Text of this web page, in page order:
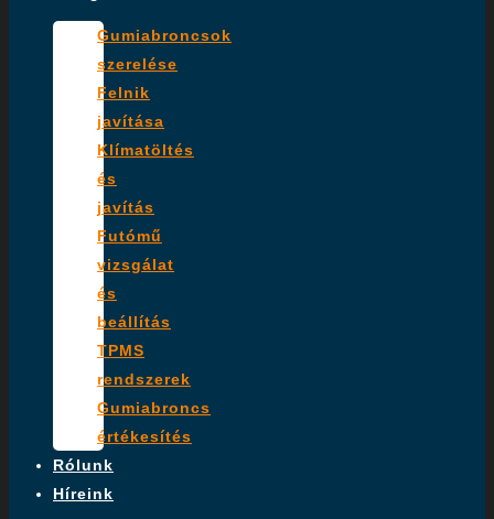
Gumiabroncsok
szerelése
Felnik
javítása
Klímatöltés
és
javítás
Futómű
vizsgálat
és
beállítás
TPMS
rendszerek
Gumiabroncs
értékesítés
Rólunk
Híreink